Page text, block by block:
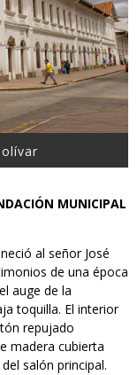
MUNICIPAL
al señor José
de una época
auge de la
toquilla. El interior
repujado
madera cubierta
salón principal.